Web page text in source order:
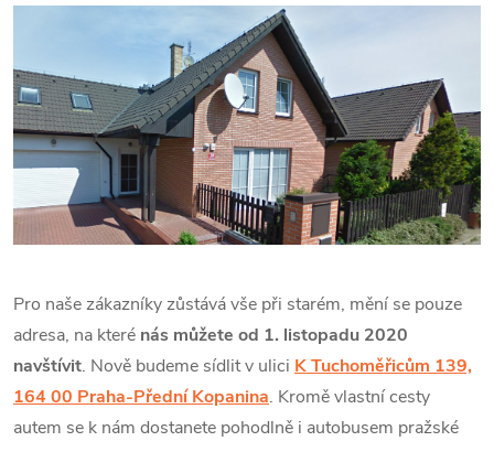
Pro naše zákazníky zůstává vše při starém, mění se pouze
adresa, na které nás můžete od 1. listopadu 2020
navštívit. Nově budeme sídlit v ulici K Tuchoměřicům 139,
164 00 Praha-Přední Kopanina. Kromě vlastní cesty
autem se k nám dostanete pohodlně i autobusem pražské